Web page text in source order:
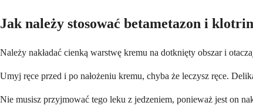
Jak należy stosować betametazon i
Należy nakładać cienką warstwę kremu na dotknięty obszar i
Umyj ręce przed i po nałożeniu kremu, chyba że leczysz ręce.
Nie musisz przyjmować tego leku z jedzeniem, ponieważ jest on